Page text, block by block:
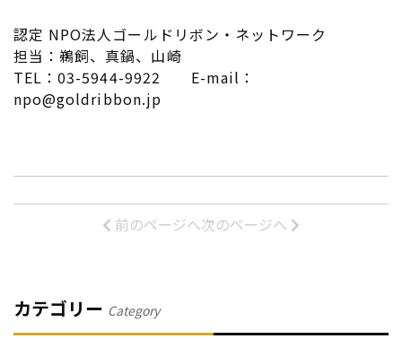
認定 NPO法人ゴールドリボン・ネットワーク
担当：鵜飼、真鍋、山崎
TEL：03-5944-9922 E-mail：
npo@goldribbon.jp
前のページへ次のページへ
カテゴリー Category